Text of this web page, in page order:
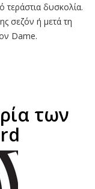
τεράστια δυσκολία.
σεζόν ή μετά τη
Dame.
των